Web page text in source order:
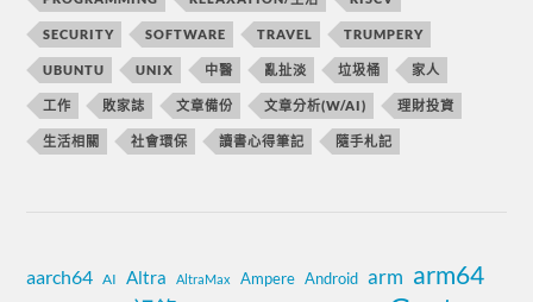
SECURITY SOFTWARE TRAVEL TRUMPERY
UBUNTU UNIX 中醫 亂扯淡 垃圾桶 家人
工作 敗家誌 文章備份 文章分析(W/AI) 理財投資
生活相關 社會環保 讀書心得筆記 隨手札記
aarch64 AI Altra AltraMax Ampere Android arm arm64